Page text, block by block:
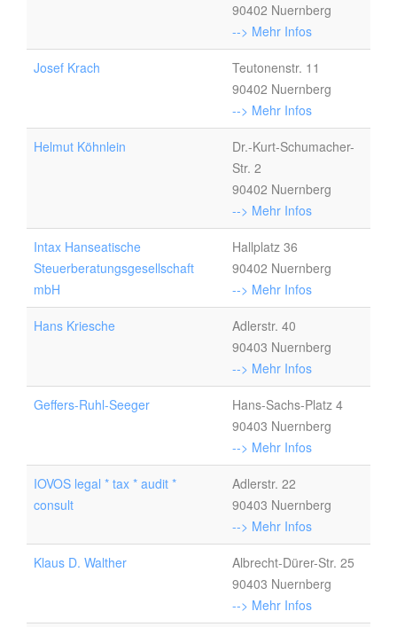
90402 Nuernberg
--> Mehr Infos
Josef Krach
Teutonenstr. 11
90402 Nuernberg
--> Mehr Infos
Helmut Köhnlein
Dr.-Kurt-Schumacher-
Str. 2
90402 Nuernberg
--> Mehr Infos
Intax Hanseatische
Steuerberatungsgesellschaft
mbH
Hallplatz 36
90402 Nuernberg
--> Mehr Infos
Hans Kriesche
Adlerstr. 40
90403 Nuernberg
--> Mehr Infos
Geffers-Ruhl-Seeger
Hans-Sachs-Platz 4
90403 Nuernberg
--> Mehr Infos
IOVOS legal * tax * audit *
consult
Adlerstr. 22
90403 Nuernberg
--> Mehr Infos
Klaus D. Walther
Albrecht-Dürer-Str. 25
90403 Nuernberg
--> Mehr Infos